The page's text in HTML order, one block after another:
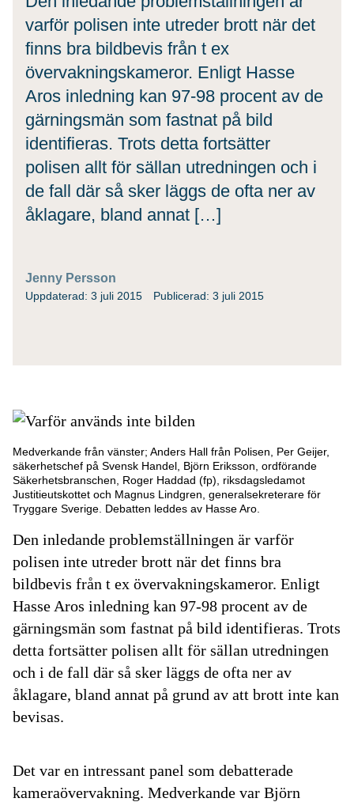
varför polisen inte utreder brott när det
finns bra bildbevis från t ex
övervakningskameror. Enligt Hasse
Aros inledning kan 97-98 procent av de
gärningsmän som fastnat på bild
identifieras. Trots detta fortsätter
polisen allt för sällan utredningen och i
de fall där så sker läggs de ofta ner av
åklagare, bland annat […]
Jenny Persson
Uppdaterad: 3 juli 2015 Publicerad: 3 juli 2015
Medverkande från vänster; Anders Hall från Polisen, Per Geijer,
säkerhetschef på Svensk Handel, Björn Eriksson, ordförande
Säkerhetsbranschen, Roger Haddad (fp), riksdagsledamot
Justitieutskottet och Magnus Lindgren, generalsekreterare för
Tryggare Sverige. Debatten leddes av Hasse Aro.
Den inledande problemställningen är varför
polisen inte utreder brott när det finns bra
bildbevis från t ex övervakningskameror. Enligt
Hasse Aros inledning kan 97-98 procent av de
gärningsmän som fastnat på bild identifieras. Trots
detta fortsätter polisen allt för sällan utredningen
och i de fall där så sker läggs de ofta ner av
åklagare, bland annat på grund av att brott inte kan
bevisas.
Det var en intressant panel som debatterade
kameraövervakning. Medverkande var Björn